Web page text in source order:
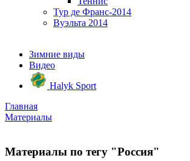
Тур де Франс-2014
Вуэльта 2014
Зимние виды
Видео
Halyk Sport
Главная
Материалы
Материалы по тегу "Россия"